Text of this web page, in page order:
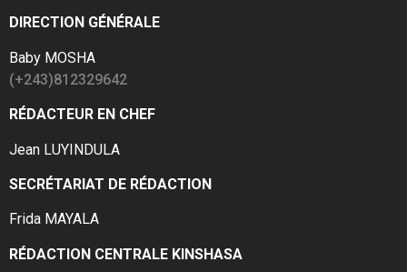
DIRECTION GÉNÉRALE
Baby MOSHA
(+243)812329642
RÉDACTEUR EN CHEF
Jean LUYINDULA
SECRÉTARIAT DE RÉDACTION
Frida MAYALA
RÉDACTION CENTRALE KINSHASA